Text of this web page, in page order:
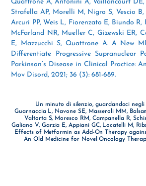
Quattrone A, Antonini A, Vaillancourt DE,
Strafella AP, Morelli M, Nigro S, Vescio B,
Arcuri PP, Weis L, Fiorenzato E, Biundo R,
McFarland NR, Mueller C, Gizewski ER,
E, Mazzucchi S, Quattrone A. A New
Differentiate Progressive Supranuclear
Parkinson’s Disease in Clinical Practice:
Mov Disord, 2021; 36 (3): 681-689.
Un minuto di silenzio, guardandoci negli
Guarnaccia L, Navone SE, Masseroli MM,
Valtorta S, Moresco RM, Campanella R,
Galiano V, Garzia E, Appiani GC, Locatelli M,
Effects of Metformin as Add-On Therapy
An Old Medicine for Novel Oncology